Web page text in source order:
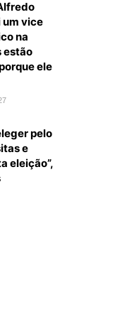
um vice
na
estão
ele
pelo
e
eleição”,